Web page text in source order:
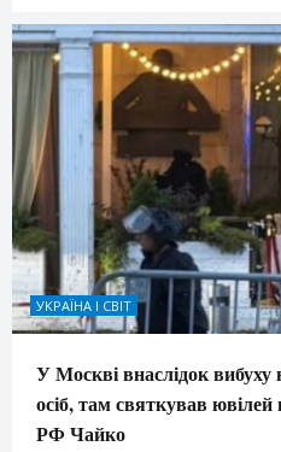
УКРАЇНА І СВІТ
У Москві внаслідок вибуху
осіб, там святкував
РФ Чайко